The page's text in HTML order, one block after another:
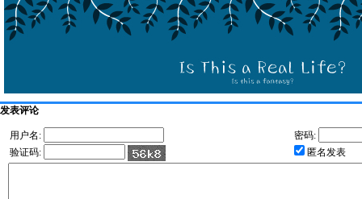
发表评论
用户名:
密码:
验证码:
匿名发表